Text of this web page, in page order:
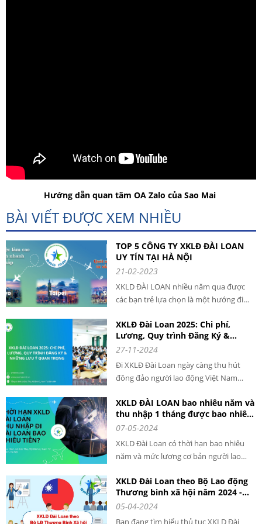
Hướng dẫn quan tâm OA Zalo của Sao Mai
BÀI VIẾT ĐƯỢC XEM NHIỀU
TOP 5 CÔNG TY XKLĐ ĐÀI LOAN
UY TÍN TẠI HÀ NỘI
21-02-2023
XKLD ĐÀI LOAN nhiều năm qua được
các bạn trẻ lựa chọn là một hướng đi
thu nhập. Mỗi năm có hàng ngàn lao
động VIỆT NAM qua ĐÀI LOAN làm việc
với mức thu nhập cao và ổn định.
XKLĐ Đài Loan 2025: Chi phí,
Lương, Quy trình Đăng Ký &
Những Lưu Ý Quan Trọng cho
LOAN
27-11-2024
Đi XKLĐ Đài Loan ngày càng thu hút
đông đảo người lao động Việt Nam
mức lương ổn định và quy trình rõ ràng,
XKLĐ Đài Loan năm 2025 là cơ hội tuyệt
vời để bạn nâng cao thu nhập và phát
triển bản thân.
XKLD ĐÀI LOAN bao nhiêu năm và
thu nhập 1 tháng được bao nhiêu
tiền?
07-05-2024
XKLD Đài Loan có thời hạn bao nhiêu
năm và mức lương cơ bản người lao
là câu hỏi được rất nhiều người đặt ra
khi tìm hiểu về xuất khẩu lao động tại
Đài Loan. Theo thông tin mới nhất từ
Chính phủ nước này, thu nhập của lao
XKLD Đài Loan theo Bộ Lao động
Thương binh xã hội năm 2024 -
THÔNG TIN CHI TIẾT
05-04-2024
Bạn đang tìm hiểu thủ tục XKLD Đài